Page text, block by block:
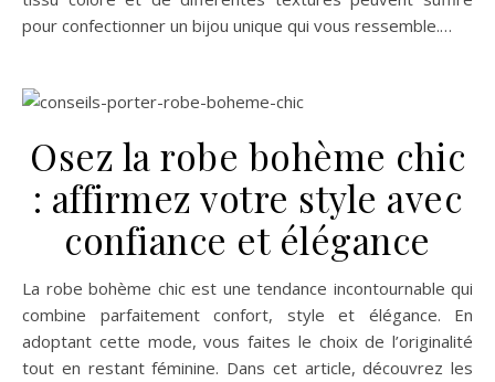
pour confectionner un bijou unique qui vous ressemble.…
Osez la robe bohème chic
: affirmez votre style avec
confiance et élégance
La robe bohème chic est une tendance incontournable qui
combine parfaitement confort, style et élégance. En
adoptant cette mode, vous faites le choix de l’originalité
tout en restant féminine. Dans cet article, découvrez les